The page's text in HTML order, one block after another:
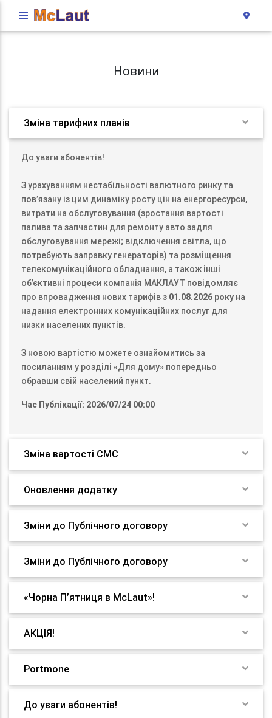
Новини
Зміна тарифних планів
До уваги абонентів!
З урахуванням нестабільності валютного ринку та
пов’язану із цим динаміку росту цін на енергоресурси,
витрати на обслуговування (зростання вартості
палива та запчастин для ремонту авто задля
обслуговування мережі; відключення світла, що
потребують заправку генераторів) та розміщення
телекомунікаційного обладнання, а також інші
об’єктивні процеси компанія МАКЛАУТ повідомляє
про впровадження нових тарифів з 01.08.2026 року на
надання електронних комунікаційних послуг для
низки населених пунктів.
З новою вартістю можете ознайомитись за
посиланням у розділі «Для дому» попередньо
обравши свій населений пункт.
Час Публікації: 2026/07/24 00:00
Зміна вартості СМС
Оновлення додатку
Зміни до Публічного договору
Зміни до Публічного договору
«Чорна П’ятниця в McLaut»!
АКЦІЯ!
Portmone
До уваги абонентів!